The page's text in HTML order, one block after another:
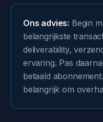
Ons advies: Begin
belangrijkste
deliverability,
ervaring. Pas
betaald
belangrijk om